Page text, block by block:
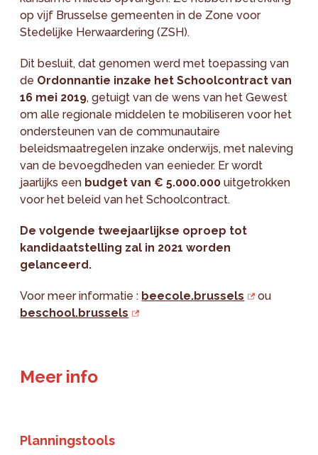
op vijf Brusselse gemeenten in de Zone voor
Stedelijke Herwaardering (ZSH).
Dit besluit, dat genomen werd met toepassing van
de Ordonnantie inzake het Schoolcontract van
16 mei 2019, getuigt van de wens van het Gewest
om alle regionale middelen te mobiliseren voor het
ondersteunen van de communautaire
beleidsmaatregelen inzake onderwijs, met naleving
van de bevoegdheden van eenieder. Er wordt
jaarlijks een budget van € 5.000.000 uitgetrokken
voor het beleid van het Schoolcontract.
De volgende tweejaarlijkse oproep tot
kandidaatstelling zal in 2021 worden
gelanceerd.
Voor meer informatie : beecole.brussels
ou
beschool.brussels
Meer info
Planningstools